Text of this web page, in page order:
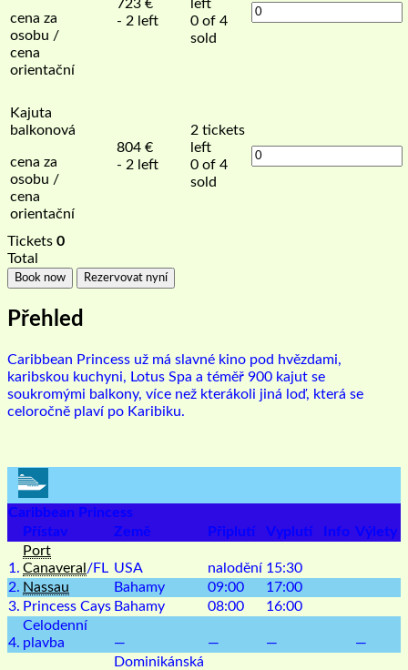
cena za
osobu /
cena
orientační
723 €
- 2 left
left
0 of 4
sold
Kajuta
balkonová
cena za
osobu /
cena
orientační
804 €
- 2 left
2 tickets
left
0 of 4
sold
Tickets 0
Total
Book now Rezervovat nyní
Přehled
Caribbean Princess už má slavné kino pod hvězdami,
karibskou kuchyni, Lotus Spa a téměř 900 kajut se
soukromými balkony, více než kterákoli jiná loď, která se
celoročně plaví po Karibiku.
Caribbean Princess
Přístav
Země Připlutí Vyplutí Info Výlety
1.
Port
Canaveral /FL USA nalodění 15:30
2. Nassau Bahamy 09:00
17:00
3. Princess Cays Bahamy 08:00 16:00
4.
Celodenní
plavba
— — — —
Dominikánská